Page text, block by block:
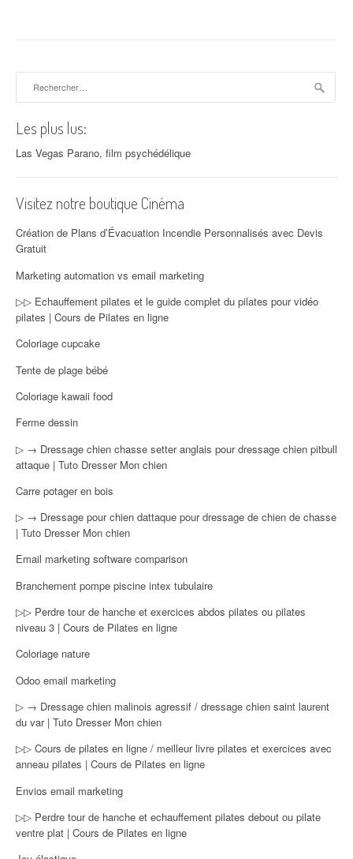
Les plus lus:
Las Vegas Parano, film psychédélique
Visitez notre boutique Cinéma
Création de Plans d’Évacuation Incendie Personnalisés avec Devis
Gratuit
Marketing automation vs email marketing
▷▷ Echauffement pilates et le guide complet du pilates pour vidéo
pilates | Cours de Pilates en ligne
Coloriage cupcake
Tente de plage bébé
Coloriage kawaii food
Ferme dessin
▷ → Dressage chien chasse setter anglais pour dressage chien pitbull
attaque | Tuto Dresser Mon chien
Carre potager en bois
▷ → Dressage pour chien dattaque pour dressage de chien de chasse
| Tuto Dresser Mon chien
Email marketing software comparison
Branchement pompe piscine intex tubulaire
▷▷ Perdre tour de hanche et exercices abdos pilates ou pilates
niveau 3 | Cours de Pilates en ligne
Coloriage nature
Odoo email marketing
▷ → Dressage chien malinois agressif / dressage chien saint laurent
du var | Tuto Dresser Mon chien
▷▷ Cours de pilates en ligne / meilleur livre pilates et exercices avec
anneau pilates | Cours de Pilates en ligne
Envios email marketing
▷▷ Perdre tour de hanche et echauffement pilates debout ou pilate
ventre plat | Cours de Pilates en ligne